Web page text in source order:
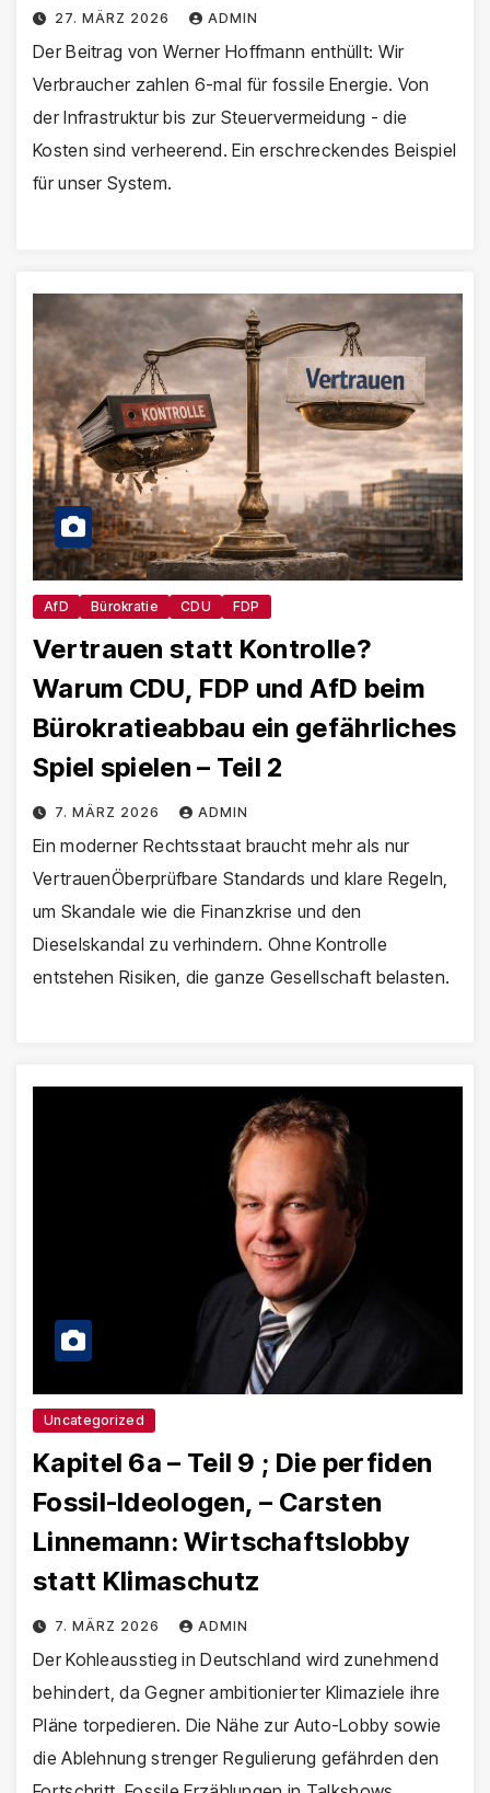
27. MÄRZ 2026 ADMIN
Der Beitrag von Werner Hoffmann enthüllt: Wir
Verbraucher zahlen 6-mal für fossile Energie. Von
der Infrastruktur bis zur Steuervermeidung - die
Kosten sind verheerend. Ein erschreckendes Beispiel
für unser System.
AfD Bürokratie CDU FDP
Vertrauen statt Kontrolle?
Warum CDU, FDP und AfD beim
Bürokratieabbau ein gefährliches
Spiel spielen – Teil 2
7. MÄRZ 2026 ADMIN
Ein moderner Rechtsstaat braucht mehr als nur
VertrauenÖberprüfbare Standards und klare Regeln,
um Skandale wie die Finanzkrise und den
Dieselskandal zu verhindern. Ohne Kontrolle
entstehen Risiken, die ganze Gesellschaft belasten.
Uncategorized
Kapitel 6a – Teil 9 ; Die perfiden
Fossil-Ideologen, – Carsten
Linnemann: Wirtschaftslobby
statt Klimaschutz
7. MÄRZ 2026 ADMIN
Der Kohleausstieg in Deutschland wird zunehmend
behindert, da Gegner ambitionierter Klimaziele ihre
Pläne torpedieren. Die Nähe zur Auto-Lobby sowie
die Ablehnung strenger Regulierung gefährden den